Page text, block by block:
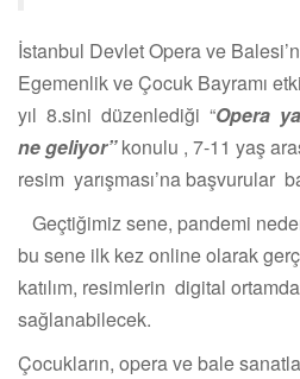
İstanbul Devlet Opera ve
Egemenlik ve Çocuk Bayramı
yıl 8.sini düzenlediği “Opera
ne geliyor” konulu , 7-11 yaş
resim yarışması’na başvurular
Geçtiğimiz sene, pandemi
bu sene ilk kez online olarak
katılım, resimlerin digital
sağlanabilecek.
Çocukların, opera ve bale